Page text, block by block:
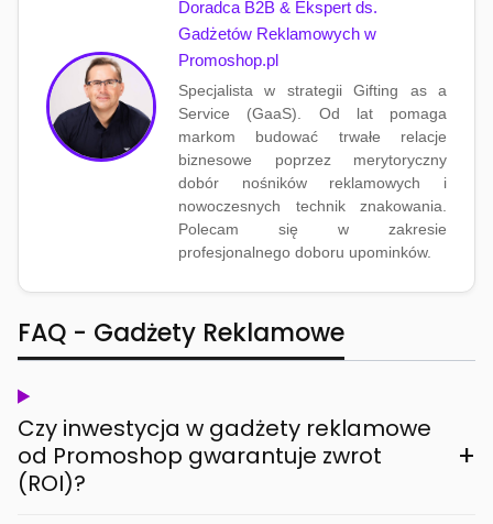
Doradca B2B & Ekspert ds.
Gadżetów Reklamowych w
Promoshop.pl
Specjalista w strategii Gifting as a
Service (GaaS). Od lat pomaga
markom budować trwałe relacje
biznesowe poprzez merytoryczny
dobór nośników reklamowych i
nowoczesnych technik znakowania.
Polecam się w zakresie
profesjonalnego doboru upominków.
FAQ - Gadżety Reklamowe
Czy inwestycja w gadżety reklamowe
od Promoshop gwarantuje zwrot
(ROI)?
+